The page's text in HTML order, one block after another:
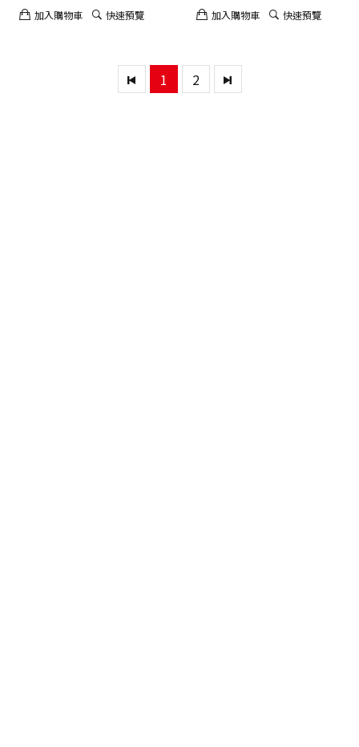
加入購物車 快速預覽 加入購物車 快速預覽
1 2